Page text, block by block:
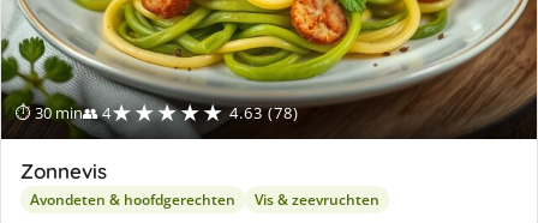
⏱ 30 min👥 4★★★★★ 4.63 (78)
Zonnevis
Avondeten & hoofdgerechten Vis & zeevruchten